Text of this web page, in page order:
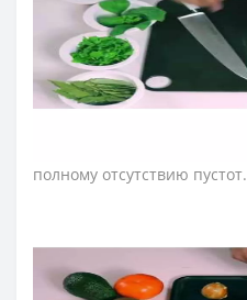
Материал рукояти
Рукоятку ножей
полиоксиметилена и
мощными заклепками.
устойчива к влаге,
полному отсутствию
свою целостность и
➤Упаковка ножей Аркос
Ножи серии Riviera в